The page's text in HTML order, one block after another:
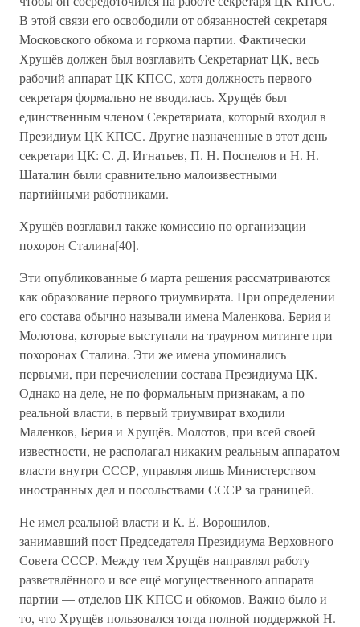
В этой связи его освободили от обязанностей секретаря
Московского обкома и горкома партии. Фактически
Хрущёв должен был возглавить Секретариат ЦК, весь
рабочий аппарат ЦК КПСС, хотя должность первого
секретаря формально не вводилась. Хрущёв был
единственным членом Секретариата, который входил в
Президиум ЦК КПСС. Другие назначенные в этот день
секретари ЦК: С. Д. Игнатьев, П. Н. Поспелов и Н. Н.
Шаталин были сравнительно малоизвестными
партийными работниками.
Хрущёв возглавил также комиссию по организации
похорон Сталина[40].
Эти опубликованные 6 марта решения рассматриваются
как образование первого триумвирата. При определении
его состава обычно называли имена Маленкова, Берия и
Молотова, которые выступали на траурном митинге при
похоронах Сталина. Эти же имена упоминались
первыми, при перечислении состава Президиума ЦК.
Однако на деле, не по формальным признакам, а по
реальной власти, в первый триумвират входили
Маленков, Берия и Хрущёв. Молотов, при всей своей
известности, не располагал никаким реальным аппаратом
власти внутри СССР, управляя лишь Министерством
иностранных дел и посольствами СССР за границей.
Не имел реальной власти и К. Е. Ворошилов,
занимавший пост Председателя Президиума Верховного
Совета СССР. Между тем Хрущёв направлял работу
разветвлённого и все ещё могущественного аппарата
партии — отделов ЦК КПСС и обкомов. Важно было и
то, что Хрущёв пользовался тогда полной поддержкой Н.